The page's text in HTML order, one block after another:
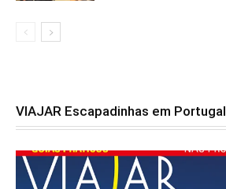
VIAJAR Escapadinhas em Portugal